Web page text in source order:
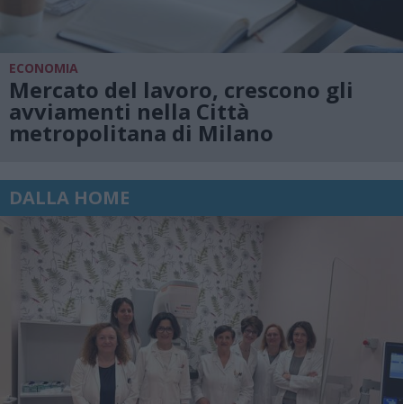
ECONOMIA
Mercato del lavoro, crescono gli
avviamenti nella Città
metropolitana di Milano
DALLA HOME